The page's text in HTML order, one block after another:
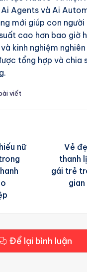
Ai Agents và Ai
mới giúp con người
cao hơn bao giờ
kinh nghiệm nghiên
tổng hợp và chia
viết
nữ
Vẻ
thanh
gái trẻ
Để lại bình luận